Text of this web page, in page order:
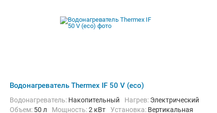
Водонагреватель Thermex IF 50 V (eco)
Водонагреватель: Накопительный нагрев: Электрический
Объем: 50 л Мощность:2 кВт Установка: Вертикальная